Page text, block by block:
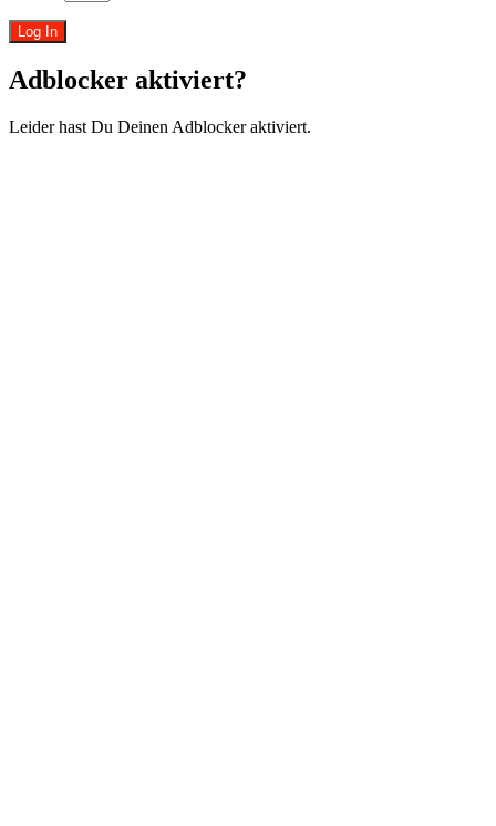
Log In
Adblocker aktiviert?
Leider hast Du Deinen Adblocker aktiviert.